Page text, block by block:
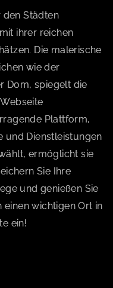
den Städten
ihrer reichen
Die malerische
wie der
Dom, spiegelt die
Plattform,
und Dienstleistungen
ermöglicht sie
Sie Ihre
und genießen Sie
einen wichtigen Ort in
ein!